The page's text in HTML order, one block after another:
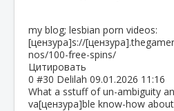
my blog; lesbian porn videos:
[цензура]s://
nos/100-free-spins/
Цитировать
0 #30 Delilah 09.01.2026 11:16
What a sstuff of un-ambiguity
va[цензура]ble know-how